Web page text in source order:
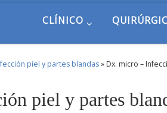
CLÍNICO
piel y partes blandas» Dx. micro –
piel y partes